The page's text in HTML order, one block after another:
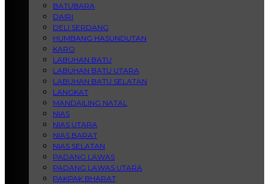
BATUBARA
DAIRI
DELI SERDANG
HUMBANG HASUNDUTAN
KARO
LABUHAN BATU
LABUHAN BATU UTARA
LABUHAN BATU SELATAN
LANGKAT
MANDAILING NATAL
NIAS
NIAS UTARA
NIAS BARAT
NIAS SELATAN
PADANG LAWAS
PADANG LAWAS UTARA
PAKPAK BHARAT